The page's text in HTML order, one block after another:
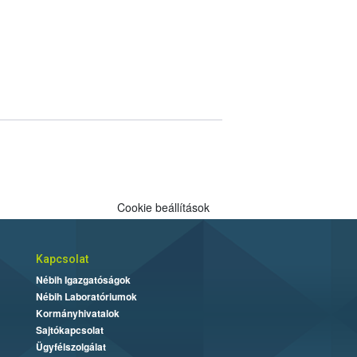
Cookie beállítások
Kapcsolat
Nébih Igazgatóságok
Nébih Laboratóriumok
Kormányhivatalok
Sajtókapcsolat
Ügyfélszolgálat